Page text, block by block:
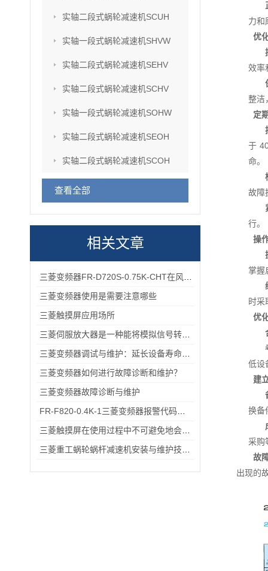
实轴二段式蜗轮减速机SCUH
实轴一段式蜗轮减速机SHVW
实轴二段式蜗轮减速机SEHV
实轴二段式蜗轮减速机SCHV
实轴一段式蜗轮减速机SOHW
实轴二段式蜗轮减速机SEOH
实轴二段式蜗轮减速机SCOH
查看全部
相关文章
三菱变频器使用是需要注意哪些
三菱触摸屏应用场所
三菱变频器如何进行故障诊断和维护？
三菱变频器故障诊断与维护
力和
优
效率
整洁
定
于
命。
故障
行。
操
掌握
时采
优
低设
建
换备
采购
故
出现的